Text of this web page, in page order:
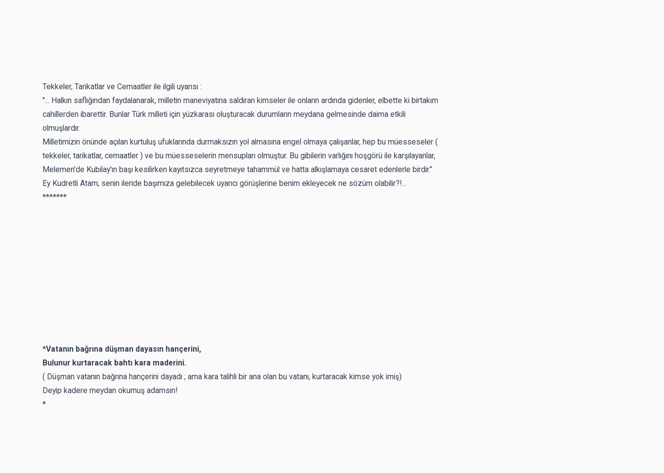
Tekkeler, Tarikatlar ve Cemaatler ile ilgili uyarısı :
"... Halkın saflığından faydalanarak, milletin maneviyatına saldıran kimseler ile onların ardında gidenler, elbette ki birtakım
cahillerden ibarettir. Bunlar Türk milleti için yüzkarası oluşturacak durumların meydana gelmesinde daima etkili
olmuşlardır.
Milletimizin önünde açılan kurtuluş ufuklarında durmaksızın yol almasına engel olmaya çalışanlar, hep bu müesseseler (
tekkeler, tarikatlar, cemaatler ) ve bu müesseselerin mensupları olmuştur. Bu gibilerin varlığını hoşgörü ile karşılayanlar,
Melemen'de Kubilay'ın başı kesilirken kayıtsızca seyretmeye tahammül ve hatta alkışlamaya cesaret edenlerle birdir.”
Ey Kudretli Atam; senin ileride başımıza gelebilecek uyarıcı görüşlerine benim ekleyecek ne sözüm olabilir?!...
*******
*Vatanın bağrına düşman dayasın hançerini,
Bulunur kurtaracak bahtı kara maderini.
( Düşman vatanın bağrına hançerini dayadı ; ama kara talihli bir ana olan bu vatanı, kurtaracak kimse yok imiş)
Deyip kadere meydan okumuş adamsın!
*